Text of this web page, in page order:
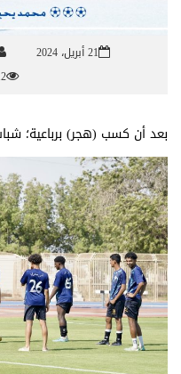
21 أبريل، 2024
1412
بعد أن كسب (هجر) برباعية؛